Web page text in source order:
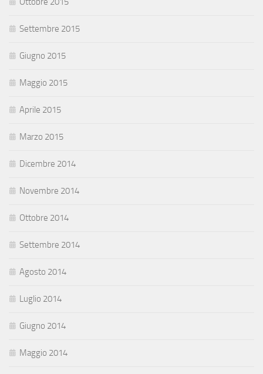
Settembre 2015
Giugno 2015
Maggio 2015
Aprile 2015
Marzo 2015
Dicembre 2014
Novembre 2014
Ottobre 2014
Settembre 2014
Agosto 2014
Luglio 2014
Giugno 2014
Maggio 2014